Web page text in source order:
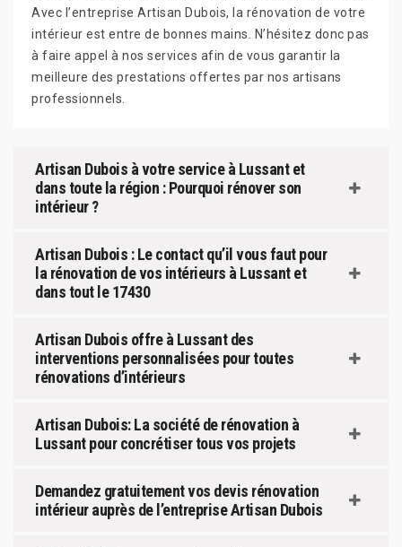
Avec l’entreprise Artisan Dubois, la rénovation de votre
intérieur est entre de bonnes mains. N’hésitez donc pas
à faire appel à nos services afin de vous garantir la
meilleure des prestations offertes par nos artisans
professionnels.
Artisan Dubois à votre service à Lussant et
dans toute la région : Pourquoi rénover son
intérieur ?
Artisan Dubois : Le contact qu’il vous faut pour
la rénovation de vos intérieurs à Lussant et
dans tout le 17430
Artisan Dubois offre à Lussant des
interventions personnalisées pour toutes
rénovations d’intérieurs
Artisan Dubois: La société de rénovation à
Lussant pour concrétiser tous vos projets
Demandez gratuitement vos devis rénovation
intérieur auprès de l’entreprise Artisan Dubois